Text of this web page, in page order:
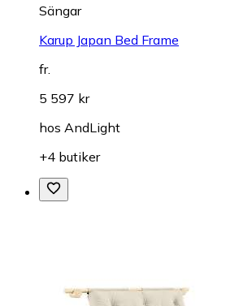
Sängar
Karup Japan Bed Frame
fr.
5 597 kr
hos AndLight
+4 butiker